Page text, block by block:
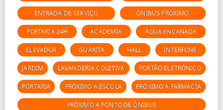
ENTRADA DE SERVIÇO ÔNIBUS PRÓXIMO
PORTARIA 24H ACADEMIA ÁGUA ENCANADA
ELEVADOR GUARITA HALL INTERFONE
JARDIM LAVANDERIA COLETIVA PORTÃO ELETRÔNICO
PORTARIA PRÓXIMO A ESCOLA PRÓXIMO A FARMÁCIA
PRÓXIMO A PONTO DE ÔNIBUS